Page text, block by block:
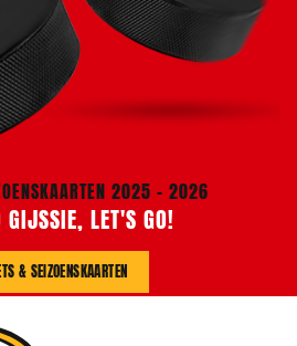
2025 - 2026
GIJSSIE, LET'S GO!
& SEIZOENSKAARTEN